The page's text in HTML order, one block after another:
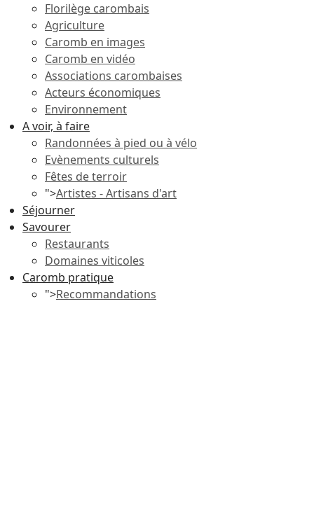
Florilège carombais
Agriculture
Caromb en images
Caromb en vidéo
Associations carombaises
Acteurs économiques
Environnement
A voir, à faire
Randonnées à pied ou à vélo
Evènements culturels
Fêtes de terroir
">Artistes - Artisans d'art
Séjourner
Savourer
Restaurants
Domaines viticoles
Caromb pratique
">Recommandations